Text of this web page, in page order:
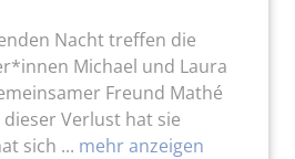
Nacht treffen die
Michael und Laura
Freund Mathé
Verlust hat sie
sich ... mehr anzeigen